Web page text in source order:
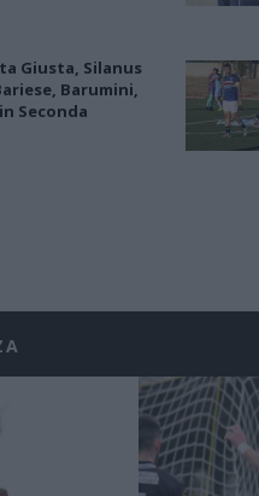
Giusta, Silanus
Barumini,
Seconda